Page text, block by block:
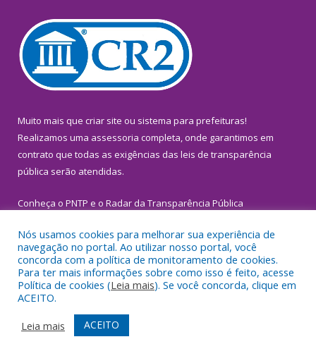
Muito mais que criar site ou sistema para prefeituras!
Realizamos uma assessoria completa, onde garantimos em
contrato que todas as exigências das leis de transparência
pública serão atendidas.
Conheça o PNTP e o Radar da Transparência Pública
Todos os direitos reservados a Prefeitura Municipal de
Inhangapi.
Mapa do Site
Acessar Área Administrativa
Acessar Webmail
Nós usamos cookies para melhorar sua experiência de
navegação no portal. Ao utilizar nosso portal, você
concorda com a política de monitoramento de cookies.
Para ter mais informações sobre como isso é feito, acesse
Política de cookies (Leia mais). Se você concorda, clique em
ACEITO.
Leia mais
ACEITO